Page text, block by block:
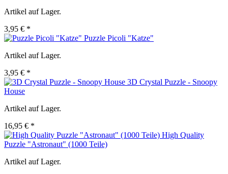
Artikel auf Lager.
3,95 € *
Puzzle Picoli "Katze"
Artikel auf Lager.
3,95 € *
3D Crystal Puzzle - Snoopy
House
Artikel auf Lager.
16,95 € *
High Quality
Puzzle "Astronaut" (1000 Teile)
Artikel auf Lager.